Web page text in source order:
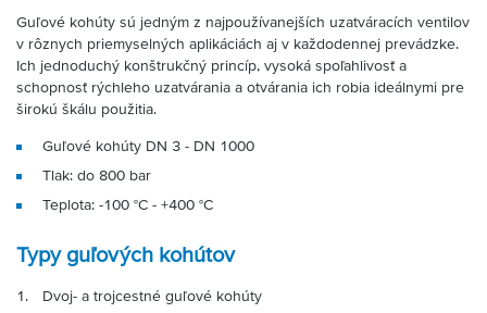
Guľové kohúty sú jedným z najpoužívanejších uzatváracích ventilov
v rôznych priemyselných aplikáciách aj v každodennej prevádzke.
Ich jednoduchý konštrukčný princíp, vysoká spoľahlivosť a
schopnosť rýchleho uzatvárania a otvárania ich robia ideálnymi pre
širokú škálu použitia.
Guľové kohúty DN 3 - DN 1000
Tlak: do 800 bar
Teplota: -100 °C - +400 °C
Typy guľových kohútov
Dvoj- a trojcestné guľové kohúty